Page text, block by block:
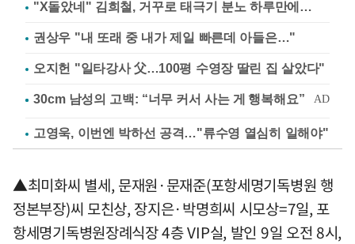
"X돌았네" 김희철, 거꾸로 태극기 분노 하루만에…
권상우 "내 또래 중 내가 제일 빠른데 아들은…"
오지헌 "일타강사 父…100평 수영장 딸린 집 살았다"
고영욱, 이번엔 박하선 공격…"류수영 열심히 일해야"
▲최미화씨 별세, 문재원·문재준(포항세명기독병원 행
정본부장)씨 모친상, 장지은·박명희씨 시모상=7일, 포
항세명기독병원장례식장 4층 VIP실, 발인 9일 오전 8시,